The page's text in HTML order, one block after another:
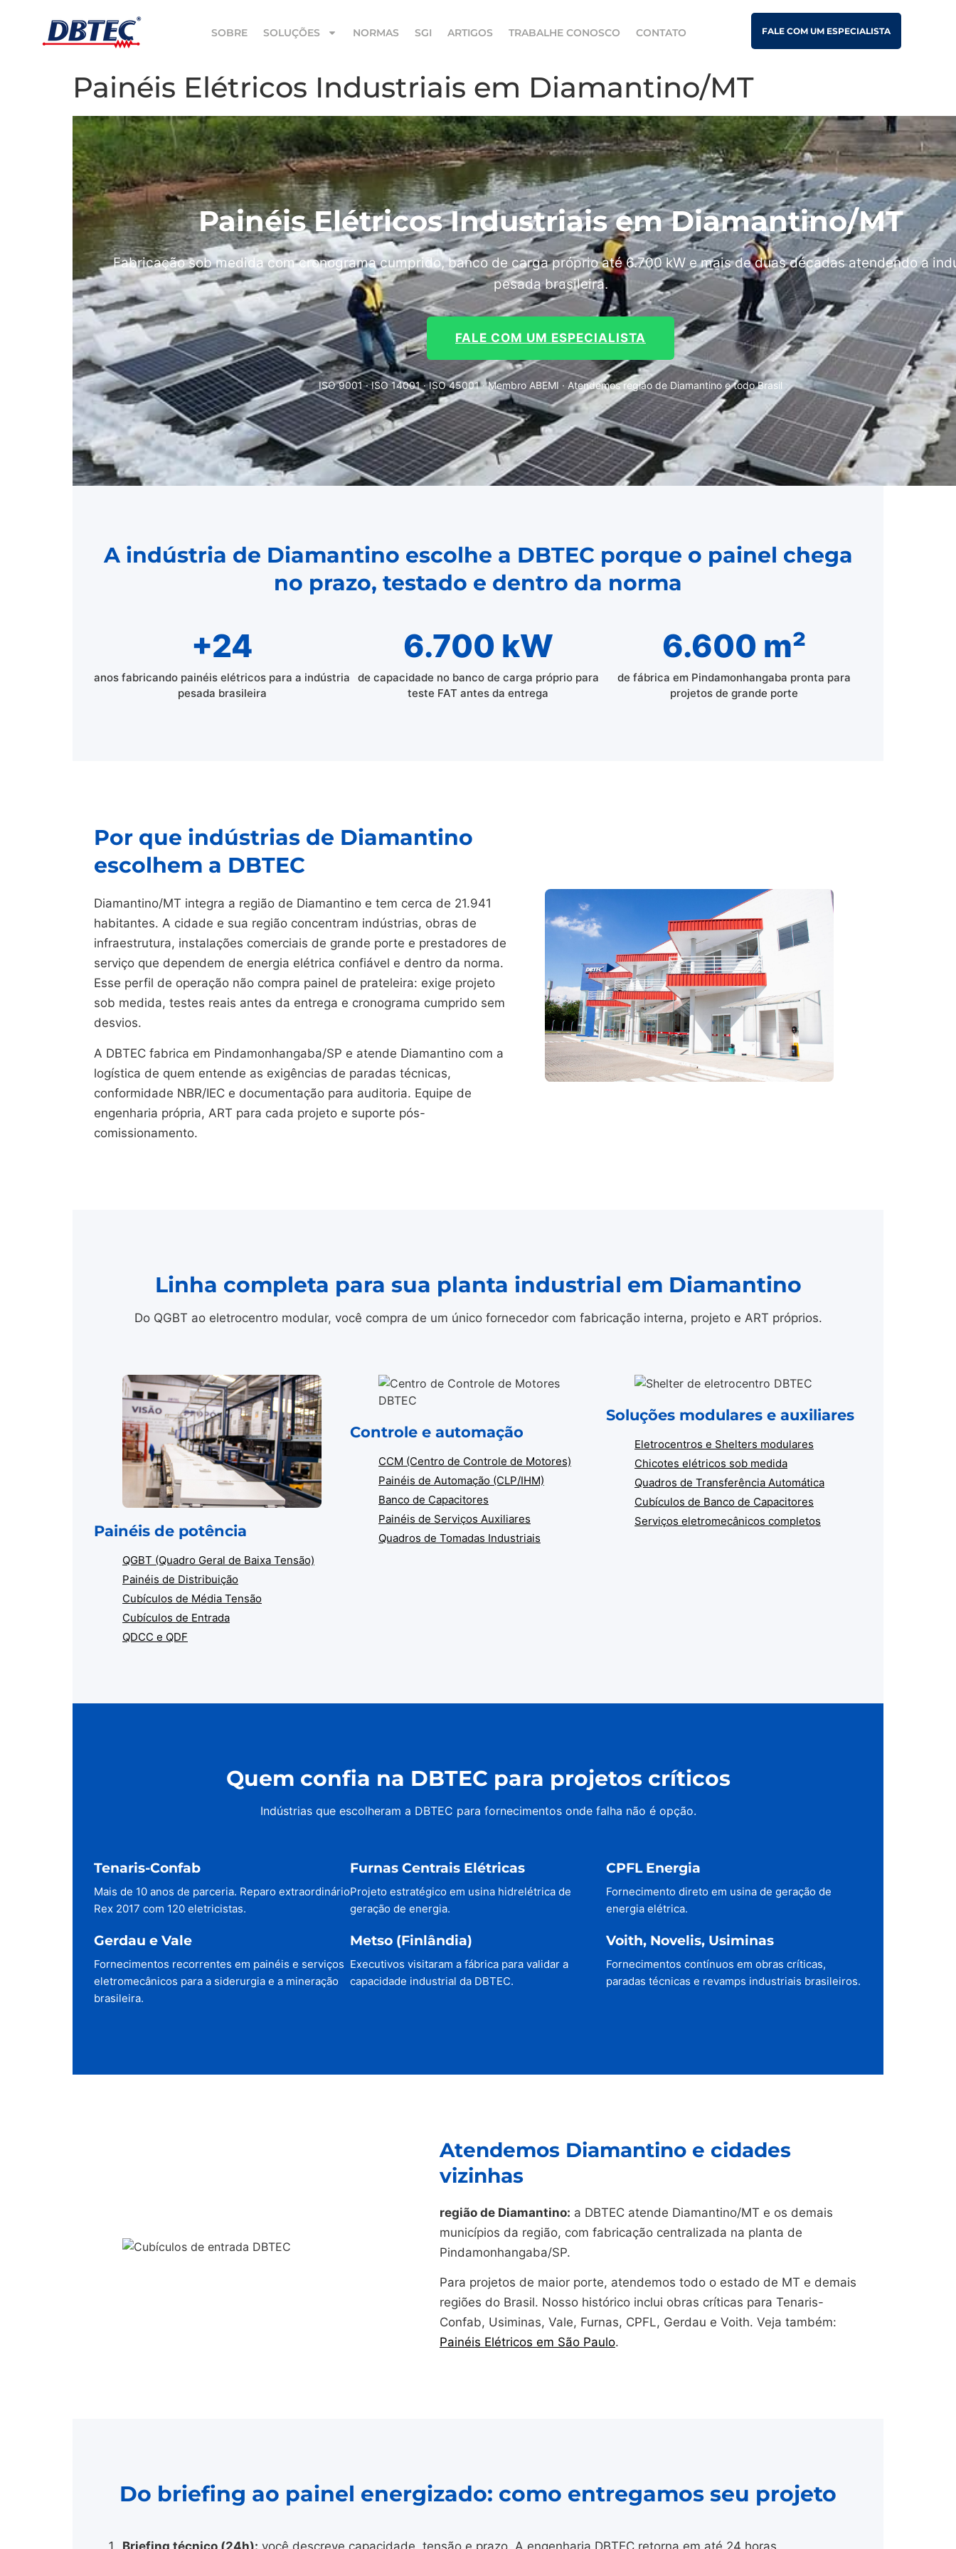
SOBRE SOLUÇÕES NORMAS SGI ARTIGOS TRABALHE CONOSCO CONTATO FALE COM UM ESPECIALISTA
Painéis Elétricos Industriais em Diamantino/MT
Painéis Elétricos Industriais em Diamantino/MT
Fabricação sob medida com cronograma cumprido, banco de carga próprio até 6.700 kW e mais de duas décadas atendendo a
pesada brasileira.
FALE COM UM ESPECIALISTA
ISO 9001 · ISO 14001 · ISO 45001 · Membro ABEMI · Atendemos região de Diamantino e todo Brasil
A indústria de Diamantino escolhe a DBTEC porque o painel chega
no prazo, testado e dentro da norma
+24
anos fabricando painéis elétricos para a indústria
pesada brasileira
6.700 kW
de capacidade no banco de carga próprio para
teste FAT antes da entrega
6.600 m²
de fábrica em Pindamonhangaba pronta para
projetos de grande porte
Por que indústrias de Diamantino
escolhem a DBTEC
Diamantino/MT integra a região de Diamantino e tem cerca de 21.941
habitantes. A cidade e sua região concentram indústrias, obras de
infraestrutura, instalações comerciais de grande porte e prestadores de
serviço que dependem de energia elétrica confiável e dentro da norma.
Esse perfil de operação não compra painel de prateleira: exige projeto
sob medida, testes reais antes da entrega e cronograma cumprido sem
desvios.
A DBTEC fabrica em Pindamonhangaba/SP e atende Diamantino com a
logística de quem entende as exigências de paradas técnicas,
conformidade NBR/IEC e documentação para auditoria. Equipe de
engenharia própria, ART para cada projeto e suporte pós-
comissionamento.
Linha completa para sua planta industrial em Diamantino
Do QGBT ao eletrocentro modular, você compra de um único fornecedor com fabricação interna, projeto e ART próprios.
Painéis de potência
QGBT (Quadro Geral de Baixa Tensão)
Painéis de Distribuição
Cubículos de Média Tensão
Cubículos de Entrada
QDCC e QDF
Controle e automação
CCM (Centro de Controle de Motores)
Painéis de Automação (CLP/IHM)
Banco de Capacitores
Painéis de Serviços Auxiliares
Quadros de Tomadas Industriais
Soluções modulares e auxiliares
Eletrocentros e Shelters modulares
Chicotes elétricos sob medida
Quadros de Transferência Automática
Cubículos de Banco de Capacitores
Serviços eletromecânicos completos
Quem confia na DBTEC para projetos críticos
Indústrias que escolheram a DBTEC para fornecimentos onde falha não é opção.
Tenaris-Confab
Mais de 10 anos de parceria. Reparo extraordinário
Rex 2017 com 120 eletricistas.
Furnas Centrais Elétricas
Projeto estratégico em usina hidrelétrica de
geração de energia.
CPFL Energia
Fornecimento direto em usina de geração de
energia elétrica.
Gerdau e Vale
Fornecimentos recorrentes em painéis e serviços
eletromecânicos para a siderurgia e a mineração
brasileira.
Metso (Finlândia)
Executivos visitaram a fábrica para validar a
capacidade industrial da DBTEC.
Voith, Novelis, Usiminas
Fornecimentos contínuos em obras críticas,
paradas técnicas e revamps industriais brasileiros.
Atendemos Diamantino e cidades
vizinhas
região de Diamantino: a DBTEC atende Diamantino/MT e os demais
municípios da região, com fabricação centralizada na planta de
Pindamonhangaba/SP.
Para projetos de maior porte, atendemos todo o estado de MT e demais
regiões do Brasil. Nosso histórico inclui obras críticas para Tenaris-
Confab, Usiminas, Vale, Furnas, CPFL, Gerdau e Voith. Veja também:
Painéis Elétricos em São Paulo.
Do briefing ao painel energizado: como entregamos seu projeto